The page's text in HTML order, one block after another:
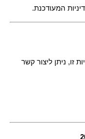
המעודכנת.
זו, ניתן ליצור קשר